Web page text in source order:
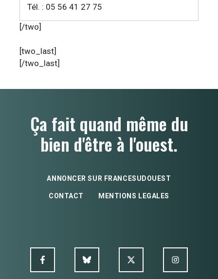
Tél. : 05 56 41 27 75
[/two]
[two_last]
[/two_last]
Ça fait quand même du
bien d'être à l'ouest.
ANNONCER SUR FRANCESUDOUEST
CONTACT MENTIONS LEGALES